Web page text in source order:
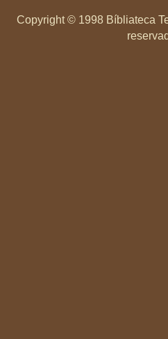
Copyright © 1998 Bíbliateca